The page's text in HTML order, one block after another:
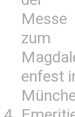
Messe
zum
enfest